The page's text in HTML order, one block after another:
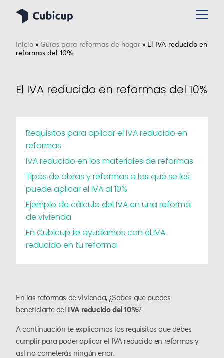
Inicio » Guías para reformas de hogar » El IVA reducido en
reformas del 10%
El IVA reducido en reformas del 10%
Requisitos para aplicar el IVA reducido en
reformas
IVA reducido en los materiales de reformas
Tipos de obras y reformas a las que se les
puede aplicar el IVA al 10%
Ejemplo de cálculo del IVA en una reforma
de vivienda
En Cubicup te ayudamos con el IVA
reducido en tu reforma
En las reformas de vivienda, ¿Sabes que puedes
beneficiarte del
IVA reducido del 10%?
A continuación te explicamos los requisitos que debes
cumplir para poder aplicar el IVA reducido en reformas y
así no cometerás ningún error.